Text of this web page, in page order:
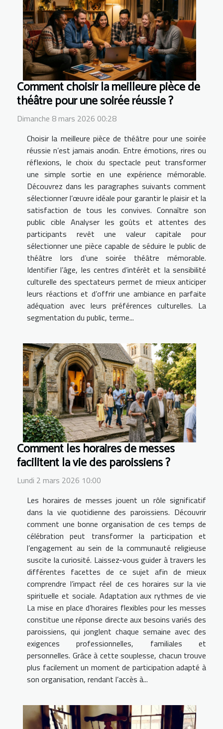
Comment choisir la meilleure pièce de
théâtre pour une soirée réussie ?
Dimanche 8 mars 2026 00:28
Choisir la meilleure pièce de théâtre pour une soirée
réussie n’est jamais anodin. Entre émotions, rires ou
réflexions, le choix du spectacle peut transformer
une simple sortie en une expérience mémorable.
Découvrez dans les paragraphes suivants comment
sélectionner l’œuvre idéale pour garantir le plaisir et la
satisfaction de tous les convives. Connaître son
public cible Analyser les goûts et attentes des
participants revêt une valeur capitale pour
sélectionner une pièce capable de séduire le public de
théâtre lors d’une soirée théâtre mémorable.
Identifier l’âge, les centres d’intérêt et la sensibilité
culturelle des spectateurs permet de mieux anticiper
leurs réactions et d’offrir une ambiance en parfaite
adéquation avec leurs préférences culturelles. La
segmentation du public, terme...
Comment les horaires de messes
facilitent la vie des paroissiens ?
Lundi 2 mars 2026 10:00
Les horaires de messes jouent un rôle significatif
dans la vie quotidienne des paroissiens. Découvrir
comment une bonne organisation de ces temps de
célébration peut transformer la participation et
l’engagement au sein de la communauté religieuse
suscite la curiosité. Laissez-vous guider à travers les
différentes facettes de ce sujet afin de mieux
comprendre l’impact réel de ces horaires sur la vie
spirituelle et sociale. Adaptation aux rythmes de vie
La mise en place d’horaires flexibles pour les messes
constitue une réponse directe aux besoins variés des
paroissiens, qui jonglent chaque semaine avec des
exigences professionnelles, familiales et
personnelles. Grâce à cette souplesse, chacun trouve
plus facilement un moment de participation adapté à
son organisation, rendant l’accès à...